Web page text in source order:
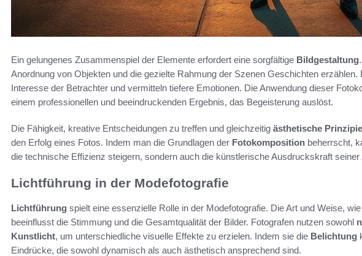
Ein gelungenes Zusammenspiel der Elemente erfordert eine sorgfältige Bildgestaltung
Anordnung von Objekten und die gezielte Rahmung der Szenen Geschichten
Interesse der Betrachter und vermitteln tiefere Emotionen. Die Anwendung dieser
einem professionellen und beeindruckenden Ergebnis, das Begeisterung auslöst.
Die Fähigkeit, kreative Entscheidungen zu treffen und gleichzeitig ästhetische
den Erfolg eines Fotos. Indem man die Grundlagen der Fotokomposition beherrscht,
die technische Effizienz steigern, sondern auch die künstlerische Ausdruckskraft seiner
Lichtführung in der Modefotografie
Lichtführung spielt eine essenzielle Rolle in der Modefotografie. Die Art und Weise,
beeinflusst die Stimmung und die Gesamtqualität der Bilder. Fotografen nutzen sowohl
Kunstlicht, um unterschiedliche visuelle Effekte zu erzielen. Indem sie die Belichtung
Eindrücke, die sowohl dynamisch als auch ästhetisch ansprechend sind.